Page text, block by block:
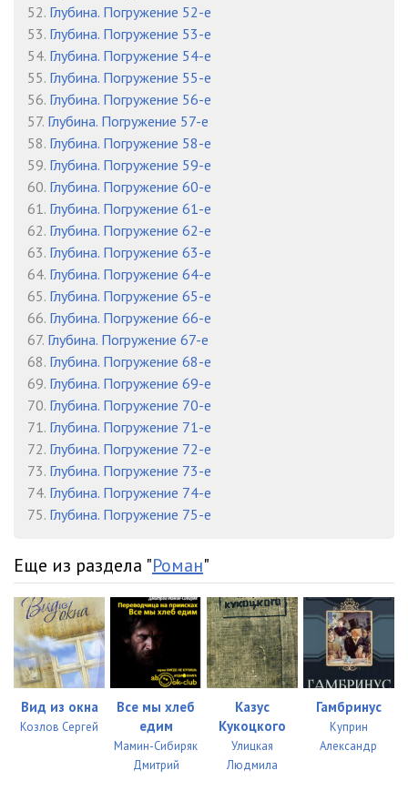
52. Глубина. Погружение 52-е
53. Глубина. Погружение 53-е
54. Глубина. Погружение 54-е
55. Глубина. Погружение 55-е
56. Глубина. Погружение 56-е
57. Глубина. Погружение 57-е
58. Глубина. Погружение 58-е
59. Глубина. Погружение 59-е
60. Глубина. Погружение 60-е
61. Глубина. Погружение 61-е
62. Глубина. Погружение 62-е
63. Глубина. Погружение 63-е
64. Глубина. Погружение 64-е
65. Глубина. Погружение 65-е
66. Глубина. Погружение 66-е
67. Глубина. Погружение 67-е
68. Глубина. Погружение 68-е
69. Глубина. Погружение 69-е
70. Глубина. Погружение 70-е
71. Глубина. Погружение 71-е
72. Глубина. Погружение 72-е
73. Глубина. Погружение 73-е
74. Глубина. Погружение 74-е
75. Глубина. Погружение 75-е
Еще из раздела "Роман"
Вид из окна
Козлов Сергей
Все мы хлеб
едим
Мамин-Сибиряк
Дмитрий
Казус
Кукоцкого
Улицкая
Людмила
Гамбринус
Куприн
Александр